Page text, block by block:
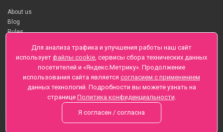
About us
Blog
Rules
About flower Delivery
Payment
Telegramm
Sankt-Peterburg, Zaozernaya 6
+7 (812) 425-01-16
Questions? Call 24 hours
Для анализа трафика и улучшения работы наш сайт
использует файлы cookie, сервисы сбора технических данных
посетителей и «Яндекс.Метрику». Продолжение
использования сайта является согласием с применением
данных технологий. Подробности вы можете узнать на
странице Политика конфиденциальности.
Я согласен / согласна